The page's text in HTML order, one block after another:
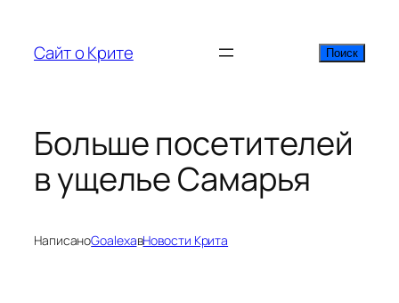
содержимому
Сайт о Крите Поиск
Поиск
Больше посетителей
в ущелье Самарья
НаписаноGoalexaвНовости Крита